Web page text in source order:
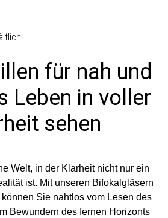
für nah und
Leben in voller
sehen
Welt, in der Klarheit nicht nur ein
ist. Mit unseren Bifokalgläsern
Sie nahtlos vom Lesen des
Bewundern des fernen Horizonts